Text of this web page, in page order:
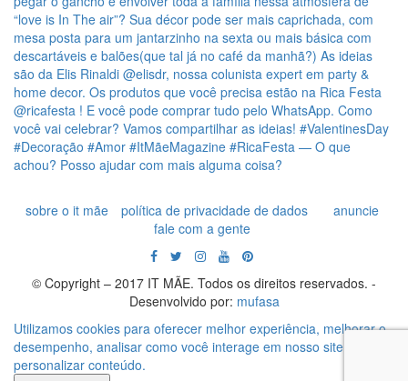
sobre o it mãe política de privacidade de dados
anuncie
fale com a gente
© Copyright – 2017 IT MÃE. Todos os direitos reservados. -
Desenvolvido por: mufasa
Utilizamos cookies para oferecer melhor experiência, melhorar o
desempenho, analisar como você interage em nosso site e
personalizar conteúdo.